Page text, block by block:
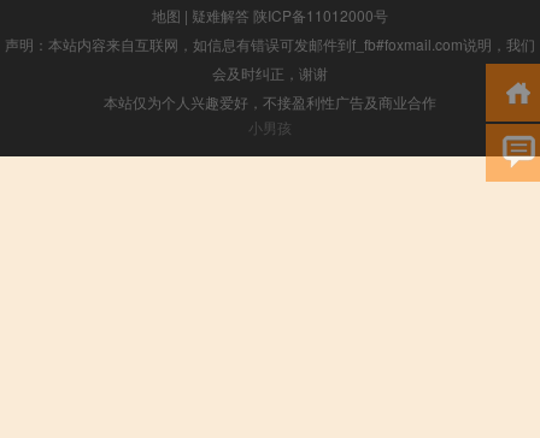
地图 | 疑难解答 陕ICP备11012000号
声明：本站内容来自互联网，如信息有错误可发邮件到f_fb#foxmail.com说明，我们
会及时纠正，谢谢
本站仅为个人兴趣爱好，不接盈利性广告及商业合作
小男孩